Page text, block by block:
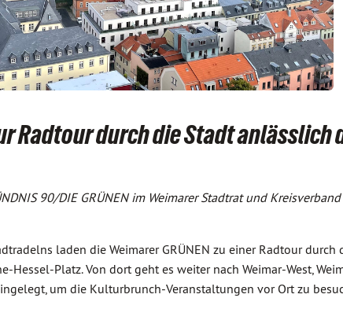
Radtour durch die Stadt anlässlich
90/DIE GRÜNEN im Weimarer Stadtrat und
laden die Weimarer GRÜNEN zu einer Radtour durch
Hessel-Platz. Von dort geht es weiter nach Weimar-West,
um die Kulturbrunch-Veranstaltungen vor Ort zu